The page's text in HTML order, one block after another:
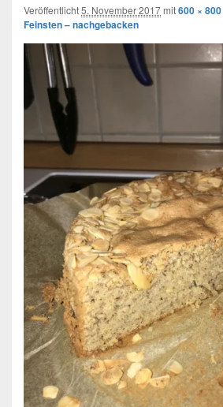
Veröffentlicht5. November 2017mit600 × 800
Feinsten – nachgebacken